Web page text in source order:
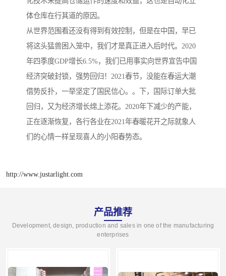
体仓库在行其道的原因。
从世界范围看还没有得到有效控制，但是在中国，早已
将这头猛兽困入笼中，我们才是真正进入后时代。2020
年四季度GDP增长6.5%，我们已用事实向世界宣告中国
经济突破封锁，强势回归！2021春节，没能在春运大潮
借势反扑，一举坚定了国民信心。。下，国际订单大批
回归，又为经济增长绵上添花。2020年下减少的产能，
正在逐渐恢复，各行各业在2021年春暖花开之际就象人
们的心情一样呈现喜人的小阳春势态。
http://www.justarlight.com
产品推荐
Development, design, production and sales in one of the manufacturing
enterprises